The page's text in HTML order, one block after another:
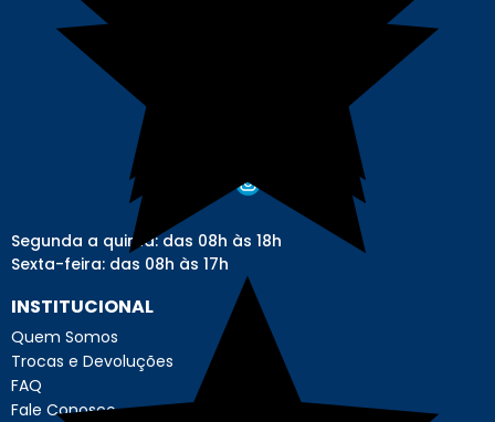
Segunda a quinta: das 08h às 18h
Sexta-feira: das 08h às 17h
INSTITUCIONAL
Quem Somos
Trocas e Devoluções
FAQ
Fale Conosco